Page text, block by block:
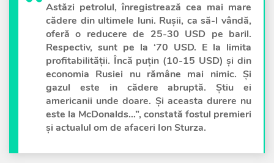
Astăzi petrolul, înregistrează cea mai mare
cădere din ultimele luni. Rușii, ca să-l vândă,
oferă o reducere de 25-30 USD pe baril.
Respectiv, sunt pe la ‘70 USD. E la limita
profitabilității. Încă puțin (10-15 USD) și din
economia Rusiei nu rămâne mai nimic. Și
gazul este in cădere abruptă. Știu ei
americanii unde doare. Și aceasta durere nu
este la McDonalds…”, constată fostul premieri
și actualul om de afaceri Ion Sturza.